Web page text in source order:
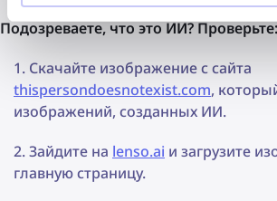
Подозреваете, что это ИИ? Проверьте:
Скачайте изображение с сайта
thispersondoesnotexist.com,
изображений, созданных ИИ.
Зайдите на lenso.ai и загрузите
главную страницу.